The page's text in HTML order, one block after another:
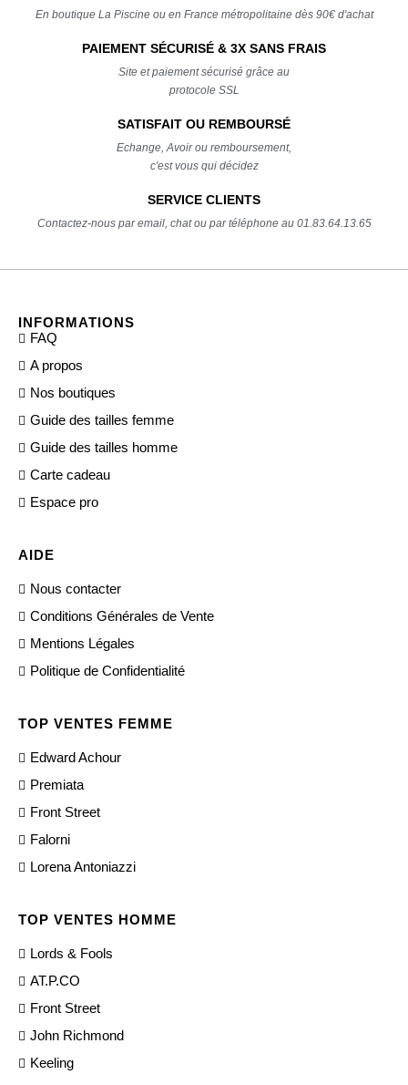
En boutique La Piscine ou en France métropolitaine dès 90€ d'achat
PAIEMENT SÉCURISÉ & 3X SANS FRAIS
Site et paiement sécurisé grâce au
protocole SSL
SATISFAIT OU REMBOURSÉ
Echange, Avoir ou remboursement,
c'est vous qui décidez
SERVICE CLIENTS
Contactez-nous par email, chat ou par téléphone au 01.83.64.13.65
INFORMATIONS
FAQ
A propos
Nos boutiques
Guide des tailles femme
Guide des tailles homme
Carte cadeau
Espace pro
AIDE
Nous contacter
Conditions Générales de Vente
Mentions Légales
Politique de Confidentialité
TOP VENTES FEMME
Edward Achour
Premiata
Front Street
Falorni
Lorena Antoniazzi
TOP VENTES HOMME
Lords & Fools
AT.P.CO
Front Street
John Richmond
Keeling